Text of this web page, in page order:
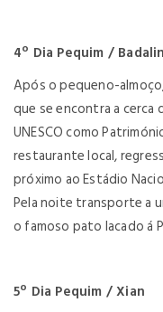
4º Dia Pequim /
Após o pequeno-
que se encontra a cerca
UNESCO como
restaurante local,
próximo ao Estádio
Pela noite transporte a
o famoso pato lacado á
5º Dia Pequim / Xian